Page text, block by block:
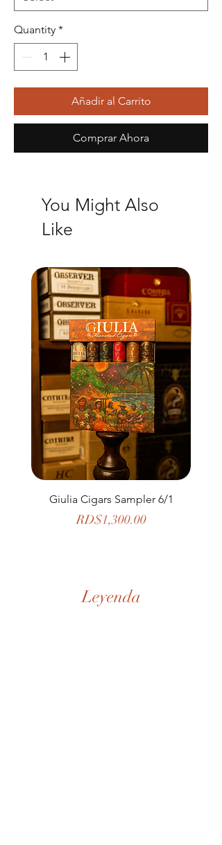
Quantity *
Añadir al Carrito
Comprar Ahora
You Might Also
Like
Giulia Cigars Sampler 6/1
Price
RD$1,300.00
Leyenda